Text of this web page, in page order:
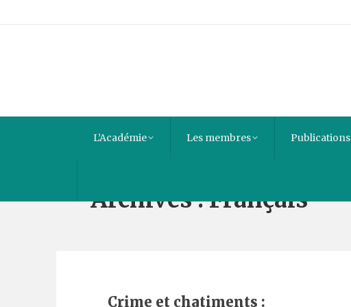
L’Académie Les membres Publications
Archives :Français
Crime et chatiments :